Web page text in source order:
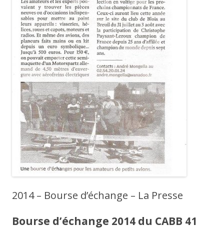
2014 – Bourse d’échange – La Presse
Bourse d’échange 2014 du CABB 41